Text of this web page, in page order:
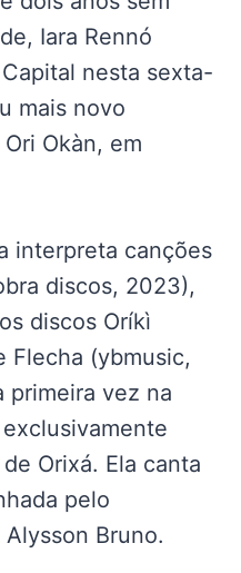
Iara Rennó
nesta sexta-
mais novo
Okàn, em
interpreta canções
discos, 2023),
discos Oríkì
Flecha (ybmusic,
primeira vez na
Orixá. Ela canta
pelo
Bruno.